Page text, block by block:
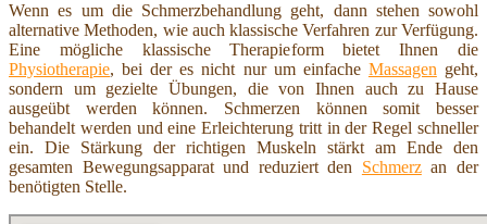
Wenn es um die Schmerzbehandlung geht, dann stehen sowohl
alternative Methoden, wie auch klassische Verfahren zur Verfügung.
Eine mögliche klassische Therapieform bietet Ihnen die
Physiotherapie, bei der es nicht nur um einfache Massagengeht,
sondern um gezielte Übungen, die von Ihnen auch zu Hause
ausgeübt werden können. Schmerzen können somit besser
behandelt werden und eine Erleichterung tritt in der Regel schneller
ein. Die Stärkung der richtigen Muskeln stärkt am Ende den
gesamten Bewegungsapparat und reduziert den Schmerzan der
benötigten Stelle.